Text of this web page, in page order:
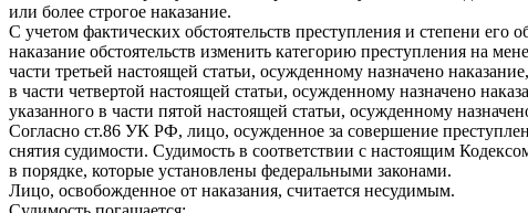
или более строгое наказание.
С учетом фактических обстоятельств преступления и степени
наказание обстоятельств изменить категорию преступления на
части третьей настоящей статьи, осужденному назначено
в части четвертой настоящей статьи, осужденному назначено
указанного в части пятой настоящей статьи, осужденному
Согласно ст.86 УК РФ, лицо, осужденное за совершение
снятия судимости. Судимость в соответствии с настоящим
в порядке, которые установлены федеральными законами.
Лицо, освобожденное от наказания, считается несудимым.